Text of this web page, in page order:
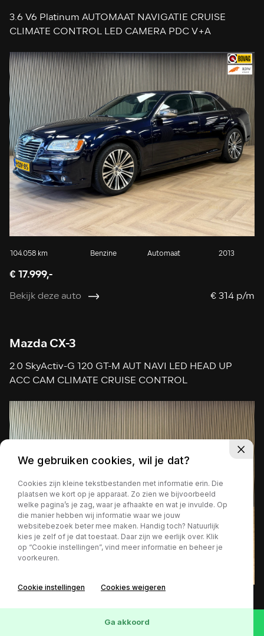
3.6 V6 Platinum AUTOMAAT NAVIGATIE CRUISE
CLIMATE CONTROL LED CAMERA PDC V+A
104.058 km Benzine Automaat 2013
€ 17.999,-
Bekijk deze auto € 314 p/m
Mazda CX-3
2.0 SkyActiv-G 120 GT-M AUT NAVI LED HEAD UP
ACC CAM CLIMATE CRUISE CONTROL
We gebruiken cookies, wil je dat?
Cookies zijn kleine tekstbestanden met informatie erin. Die
plaatsen we kort op je apparaat. Zo zien we bijvoorbeeld
welke pagina’s je zag, waar je afhaakte en wat je invulde. Op
die manier hebben wij informatie waar we jouw
websitebezoek beter mee maken. Handig toch? Natuurlijk
kies je zelf of je dat toestaat. Daar zijn we eerlijk over. Klik
op “Cookie instellingen”, vind meer informatie en beheer je
voorkeuren.
Cookie instellingen Cookies weigeren
Ga akkoord